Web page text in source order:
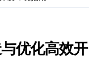
优化高效开